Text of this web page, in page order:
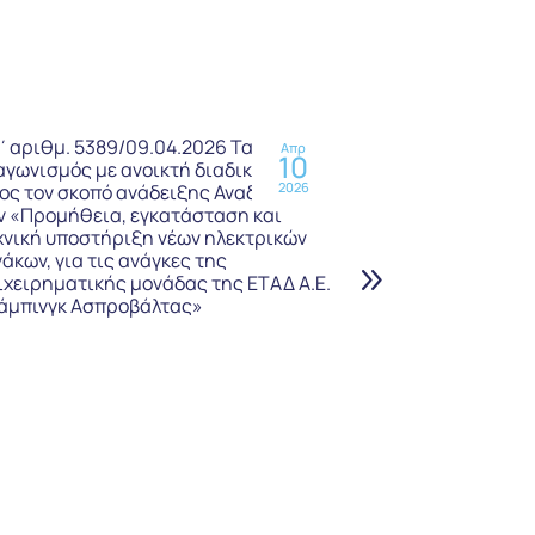
Απρ
10
2026
5389/09.04.2026 Τακτικός
με ανοικτή διαδικασία,
τον σκοπό ανάδειξης Αναδόχου για
«Προμήθεια, εγκατάσταση και
υποστήριξη νέων ηλεκτρικών
για τις ανάγκες της
μονάδας της ΕΤΑΔ Α.Ε.
Ασπροβάλτας»